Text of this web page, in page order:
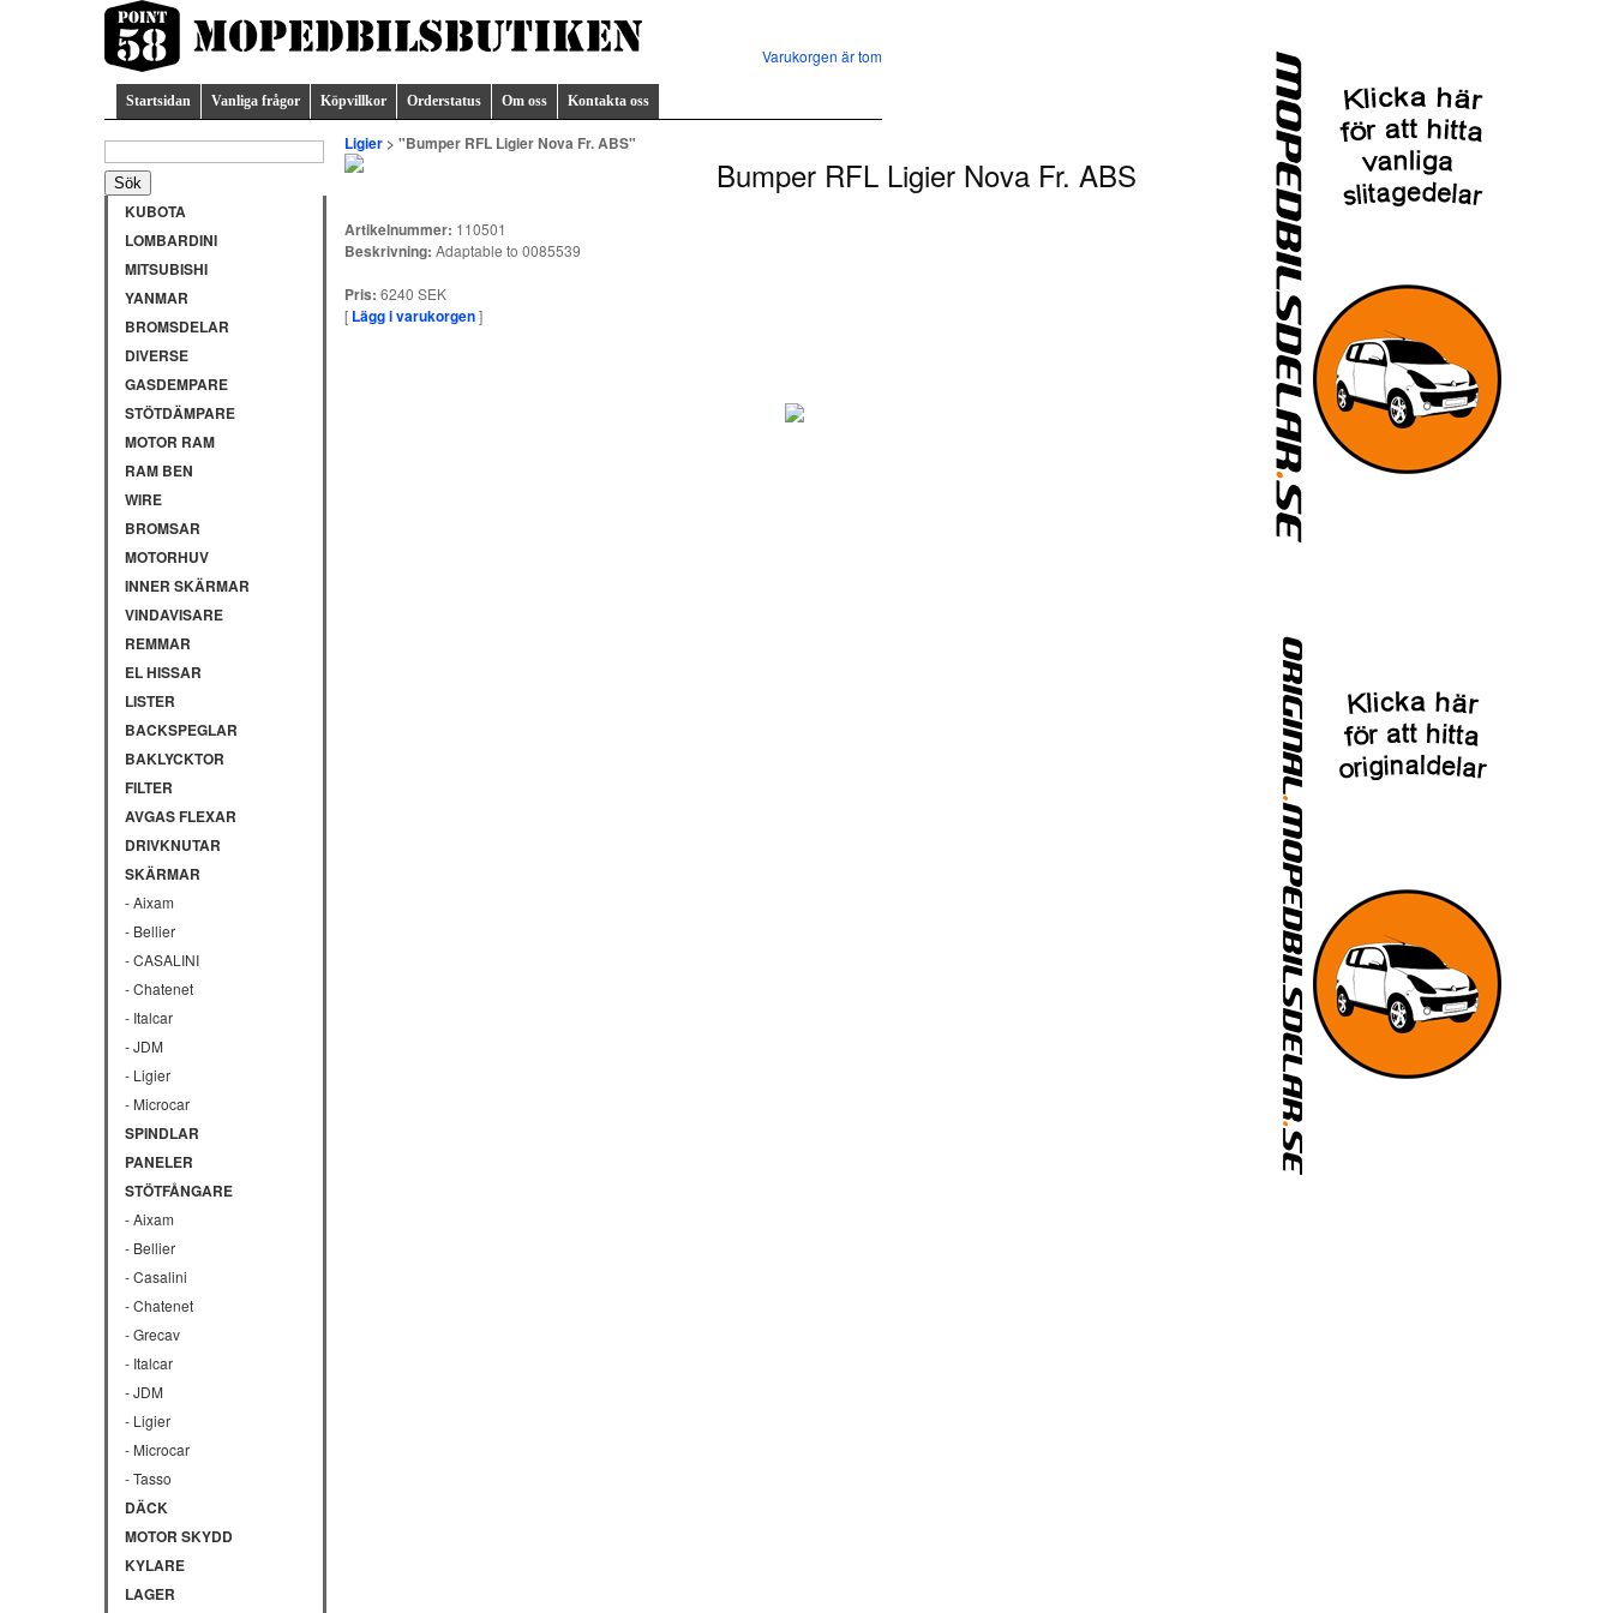
Varukorgen är tom
Startsidan Vanliga frågor Köpvillkor Orderstatus Om oss Kontakta oss
KUBOTA
LOMBARDINI
MITSUBISHI
YANMAR
BROMSDELAR
DIVERSE
GASDEMPARE
STÖTDÄMPARE
MOTOR RAM
RAM BEN
WIRE
BROMSAR
MOTORHUV
INNER SKÄRMAR
VINDAVISARE
REMMAR
EL HISSAR
LISTER
BACKSPEGLAR
BAKLYCKTOR
FILTER
AVGAS FLEXAR
DRIVKNUTAR
SKÄRMAR
- Aixam
- Bellier
- CASALINI
- Chatenet
- Italcar
- JDM
- Ligier
- Microcar
SPINDLAR
PANELER
STÖTFÅNGARE
- Aixam
- Bellier
- Casalini
- Chatenet
- Grecav
- Italcar
- JDM
- Ligier
- Microcar
- Tasso
DÄCK
MOTOR SKYDD
KYLARE
LAGER
Ligier > "Bumper RFL Ligier Nova Fr. ABS"
Bumper RFL Ligier Nova Fr. ABS
Artikelnummer: 110501
Beskrivning: Adaptable to 0085539
Pris: 6240 SEK
[ Lägg i varukorgen]